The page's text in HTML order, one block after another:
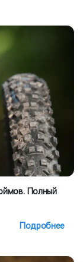
Полный
Подробнее